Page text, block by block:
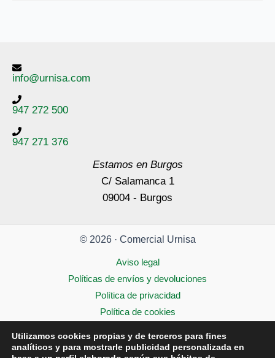
info@urnisa.com
947 272 500
947 271 376
Estamos en Burgos
C/ Salamanca 1
09004 - Burgos
© 2026 · Comercial Urnisa
Aviso legal
Políticas de envíos y devoluciones
Política de privacidad
Política de cookies
Utilizamos cookies propias y de terceros para fines
analíticos y para mostrarle publicidad personalizada en